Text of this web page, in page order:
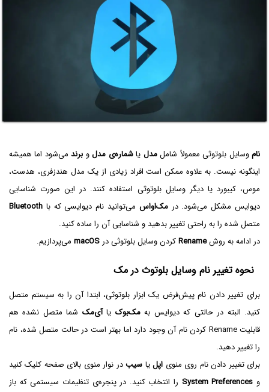
ناموسایل بلوتوثی معمولاً شاملمدل یاشماره‌ی مدلو برندمی‌شود اما همیشه
اینگونه نیست. به علاوه ممکن است افراد زیادی از یک مدل هندزفری، هدست،
موس، کیبورد یا دیگر وسایل بلوتوثی استفاده کنند. در این صورت شناسایی
دیوایس مشکل می‌شود. درمک‌او‌اس می‌توانید نام دیوایسی که با Bluetooth
متصل شده را به راحتی تغییر بدهید و شناسایی آن را ساده کنید.
در ادامه به روشRenameکردن وسایل بلوتوثی در macOS می‌پردازیم.
نحوه تغییر نام وسایل بلوتوث در مک
برای تغییر دادن نام پیش‌فرض یک ابزار بلوتوثی، ابتدا آن را به سیستم متصل
کنید. البته در حالتی که دیوایس بهمک‌بوک یاآی‌مک شما متصل نشده هم
قابلیت Rename کردن نام آن وجود دارد اما بهتر است در حالت متصل شده، نام
را تغییر دهید.
برای تغییر دادن نام روی منوی اپلیا سیبدر نوار منوی بالای صفحه کلیک کنید
و System Preferences را انتخاب کنید. در پنجره‌ی تنظیمات سیستمی که باز